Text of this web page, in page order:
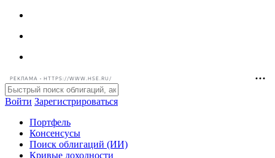
РЕКЛАМА • HTTPS://WWW.HSE.RU/
Войти Зарегистрироваться